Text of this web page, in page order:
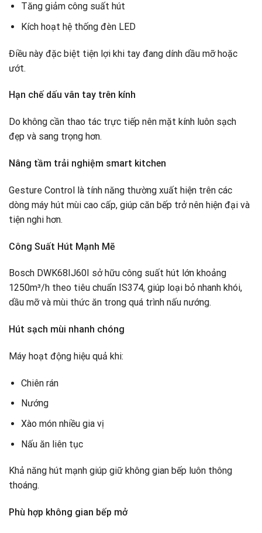
Tăng giảm công suất hút
Kích hoạt hệ thống đèn LED
Điều này đặc biệt tiện lợi khi tay đang dính dầu mỡ hoặc
ướt.
Hạn chế dấu vân tay trên kính
Do không cần thao tác trực tiếp nên mặt kính luôn sạch
đẹp và sang trọng hơn.
Nâng tầm trải nghiệm smart kitchen
Gesture Control là tính năng thường xuất hiện trên các
dòng máy hút mùi cao cấp, giúp căn bếp trở nên hiện đại và
tiện nghi hơn.
Công Suất Hút Mạnh Mẽ
Bosch DWK68IJ60I sở hữu công suất hút lớn khoảng
1250m³/h theo tiêu chuẩn IS374, giúp loại bỏ nhanh khói,
dầu mỡ và mùi thức ăn trong quá trình nấu nướng.
Hút sạch mùi nhanh chóng
Máy hoạt động hiệu quả khi:
Chiên rán
Nướng
Xào món nhiều gia vị
Nấu ăn liên tục
Khả năng hút mạnh giúp giữ không gian bếp luôn thông
thoáng.
Phù hợp không gian bếp mở